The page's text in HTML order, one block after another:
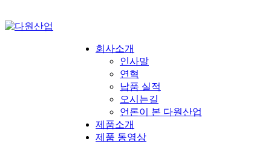
회사소개
인사말
연혁
납품 실적
오시는길
언론이 본 다원산업
제품소개
제품 동영상